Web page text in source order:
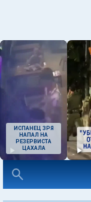
ИСПАНЕЦ ЗРЯ
НАПАЛ НА
РЕЗЕРВИСТА
ЦАХАЛА